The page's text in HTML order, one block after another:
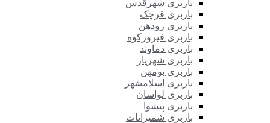
باربری شهرقدس
باربری قرچک
باربری رودهن
باربری فیروزکوه
باربری دماوند
باربری شهریار
باربری بومهن
باربری اسلامشهر
باربری لواسان
باربری پیشوا
باربری شمیرانات